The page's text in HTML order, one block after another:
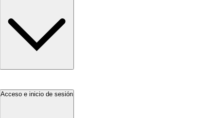
Acceso e inicio de sesión